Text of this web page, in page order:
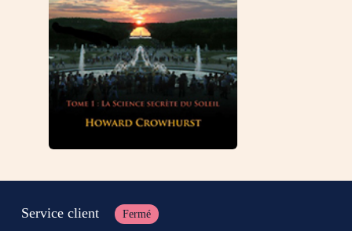
Service client Fermé